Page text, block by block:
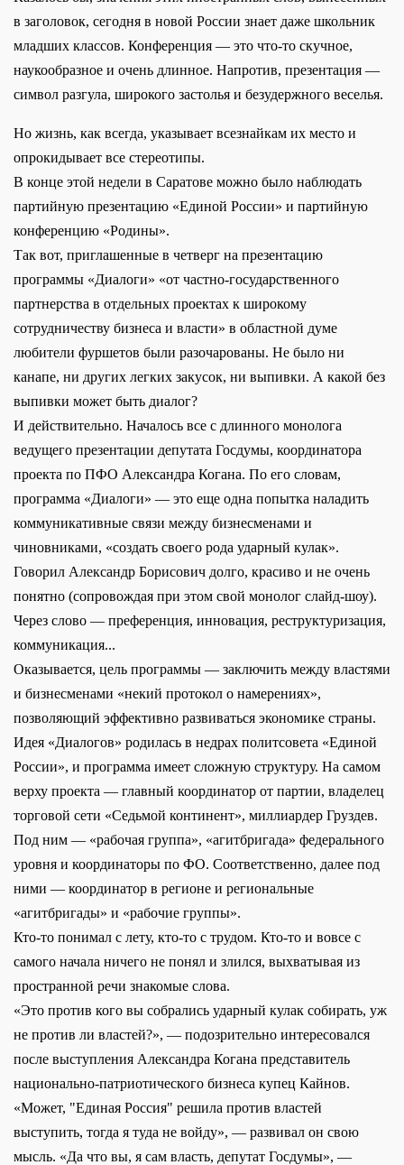
в заголовок, сегодня в новой России знает даже школьник
младших классов. Конференция — это что-то скучное,
наукообразное и очень длинное. Напротив, презентация —
символ разгула, широкого застолья и безудержного веселья.
Но жизнь, как всегда, указывает всезнайкам их место и
опрокидывает все стереотипы.
В конце этой недели в Саратове можно было наблюдать
партийную презентацию «Единой России» и партийную
конференцию «Родины».
Так вот, приглашенные в четверг на презентацию
программы «Диалоги» «от частно-государственного
партнерства в отдельных проектах к широкому
сотрудничеству бизнеса и власти» в областной думе
любители фуршетов были разочарованы. Не было ни
канапе, ни других легких закусок, ни выпивки. А какой без
выпивки может быть диалог?
И действительно. Началось все с длинного монолога
ведущего презентации депутата Госдумы, координатора
проекта по ПФО Александра Когана. По его словам,
программа «Диалоги» — это еще одна попытка наладить
коммуникативные связи между бизнесменами и
чиновниками, «создать своего рода ударный кулак».
Говорил Александр Борисович долго, красиво и не очень
понятно (сопровождая при этом свой монолог слайд-шоу).
Через слово — преференция, инновация, реструктуризация,
коммуникация...
Оказывается, цель программы — заключить между властями
и бизнесменами «некий протокол о намерениях»,
позволяющий эффективно развиваться экономике страны.
Идея «Диалогов» родилась в недрах политсовета «Единой
России», и программа имеет сложную структуру. На самом
верху проекта — главный координатор от партии, владелец
торговой сети «Седьмой континент», миллиардер Груздев.
Под ним — «рабочая группа», «агитбригада» федерального
уровня и координаторы по ФО. Соответственно, далее под
ними — координатор в регионе и региональные
«агитбригады» и «рабочие группы».
Кто-то понимал с лету, кто-то с трудом. Кто-то и вовсе с
самого начала ничего не понял и злился, выхватывая из
пространной речи знакомые слова.
«Это против кого вы собрались ударный кулак собирать, уж
не против ли властей?», — подозрительно интересовался
после выступления Александра Когана представитель
национально-патриотического бизнеса купец Кайнов.
«Может, "Единая Россия" решила против властей
выступить, тогда я туда не войду», — развивал он свою
мысль. «Да что вы, я сам власть, депутат Госдумы», —